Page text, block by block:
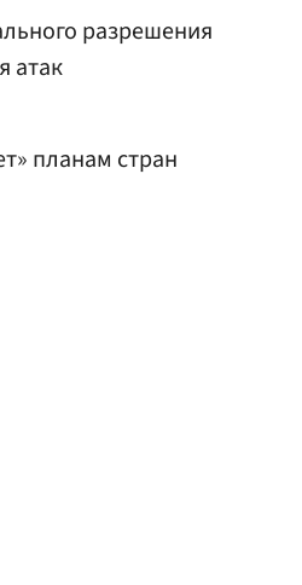
разрешения
атак
планам стран